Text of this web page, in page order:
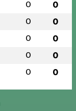
0 0
0 0
0 0
0 0
0 0